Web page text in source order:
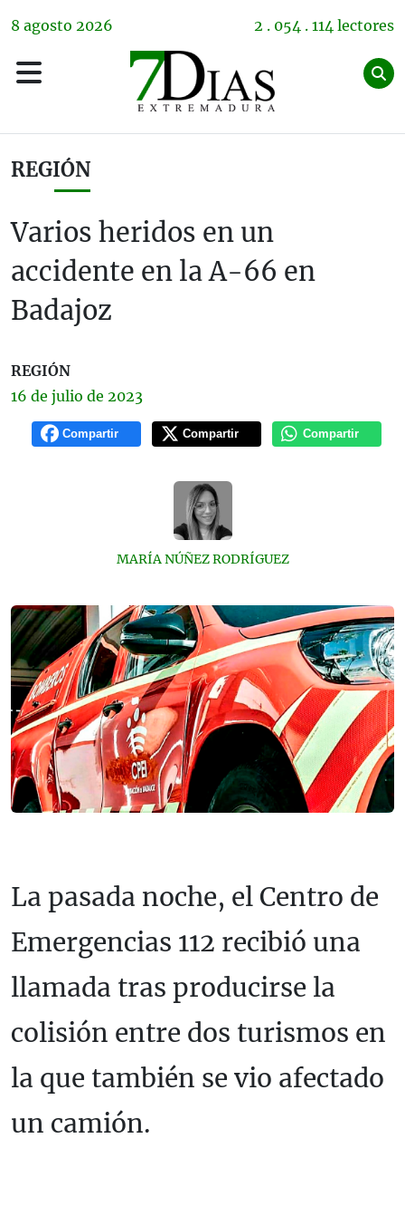
8 agosto 2026 2 . 054 . 114 lectores
REGIÓN
Varios heridos en un
accidente en la A-66 en
Badajoz
REGIÓN
16 de julio de 2023
Compartir Compartir Compartir
MARÍA NÚÑEZ RODRÍGUEZ
La pasada noche, el Centro de
Emergencias 112 recibió una
llamada tras producirse la
colisión entre dos turismos en
la que también se vio afectado
un camión.